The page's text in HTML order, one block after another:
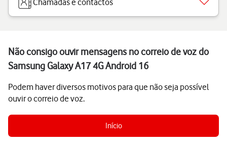
Chamadas e contactos
Não consigo ouvir mensagens no correio de voz do
Samsung Galaxy A17 4G Android 16
Podem haver diversos motivos para que não seja possível
ouvir o correio de voz.
Início